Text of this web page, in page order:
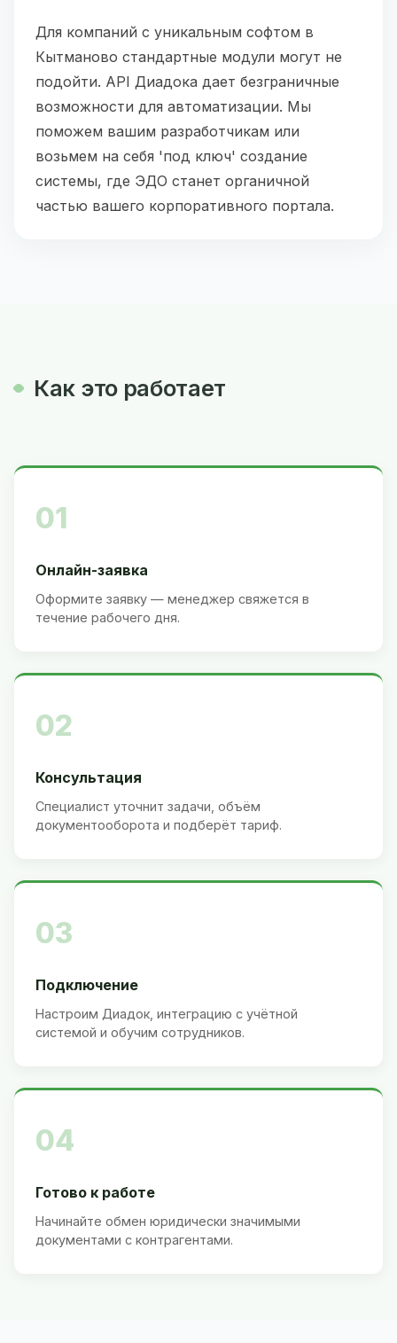
Для компаний с уникальным софтом в
Кытманово стандартные модули могут не
подойти. API Диадока дает безграничные
возможности для автоматизации. Мы
поможем вашим разработчикам или
возьмем на себя 'под ключ' создание
системы, где ЭДО станет органичной
частью вашего корпоративного портала.
Как это работает
01
Онлайн-заявка
Оформите заявку — менеджер свяжется в
течение рабочего дня.
02
Консультация
Специалист уточнит задачи, объём
документооборота и подберёт тариф.
03
Подключение
Настроим Диадок, интеграцию с учётной
системой и обучим сотрудников.
04
Готово к работе
Начинайте обмен юридически значимыми
документами с контрагентами.